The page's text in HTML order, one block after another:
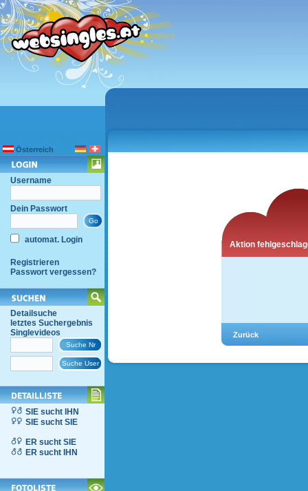
Österreich
Username
Dein Passwort
automat. Login
Registrieren
Passwort vergessen?
Detailsuche
letztes Suchergebnis
Singlevideos
SIE sucht IHN
SIE sucht SIE
ER sucht SIE
ER sucht IHN
Aktion